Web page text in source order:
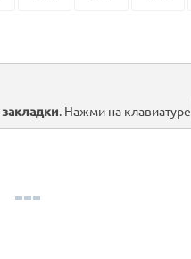
закладки. Нажми на клавиатуре